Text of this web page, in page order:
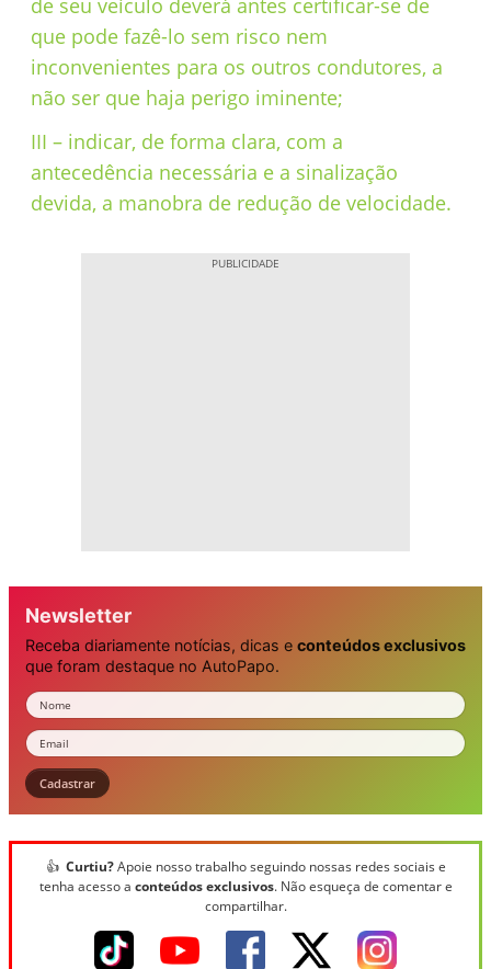
de seu veículo deverá antes certificar-se de
que pode fazê-lo sem risco nem
inconvenientes para os outros condutores, a
não ser que haja perigo iminente;
III – indicar, de forma clara, com a
antecedência necessária e a sinalização
devida, a manobra de redução de velocidade.
Newsletter
Receba diariamente notícias, dicas e conteúdos exclusivos
que foram destaque no AutoPapo.
Nome
Email
Cadastrar
👍 Curtiu?Apoie nosso trabalho seguindo nossas redes sociais e
tenha acesso a conteúdos exclusivos. Não esqueça de comentar e
compartilhar.